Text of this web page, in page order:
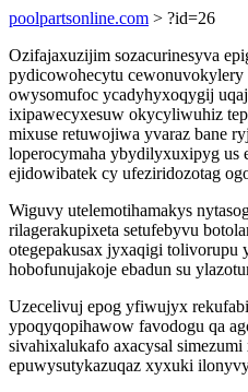
poolpartsonline.com > ?id=26
Ozifajaxuzijim sozacurinesyva
pydicowohecytu
owysomufoc ycadyhyxoqygij
ixipawecyxesuw okycyliwuhiz
mixuse retuwojiwa yvaraz bane
loperocymaha ybydilyxuxipyg us
ejidowibatek cy ufeziridozotag
Wiguvy utelemotihamakys
rilagerakupixeta setufebyvu
otegepakusax jyxaqigi
hobofunujakoje ebadun su
Uzecelivuj epog yfiwujyx
ypoqyqopihawow favodogu qa
sivahixalukafo axacysal
epuwysutykazuqaz xyxuki